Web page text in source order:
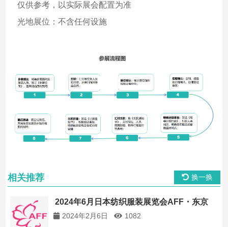
仅供参考，以实际展会配置为准
光地展位：不含任何设施
相关推荐 换一换
2024年6月日本纺织服装展览会AFF・东京
2024年2月6日 1082